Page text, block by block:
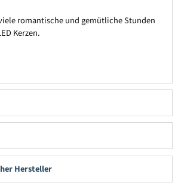
romantische und gemütliche Stunden
Kerzen.
Hersteller